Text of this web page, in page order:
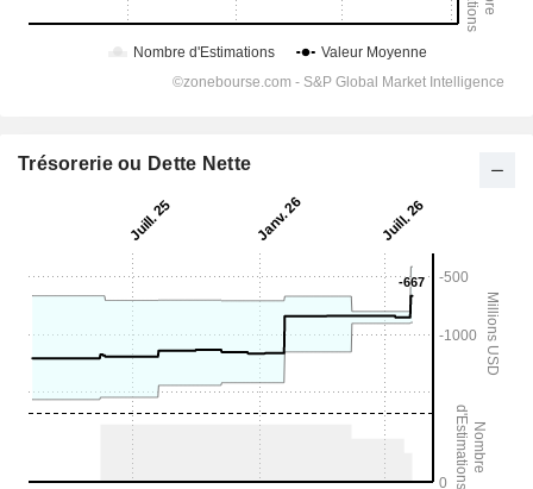
Trésorerie ou Dette Nette